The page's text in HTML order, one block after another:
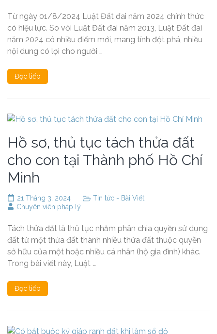
Từ ngày 01/8/2024 Luật Đất đai năm 2024 chính thức
có hiệu lực. So với Luật Đất đai năm 2013, Luật Đất đai
năm 2024 có nhiều điểm mới, mang tính đột phá, nhiều
nội dung có lợi cho người …
Đọc tiếp
Hồ sơ, thủ tục tách thửa đất
cho con tại Thành phố Hồ Chí
Minh
21 Tháng 3, 2024
Tin tức - Bài Viết
Chuyên viên pháp lý
Tách thửa đất là thủ tục nhằm phân chia quyền sử dụng
đất từ một thửa đất thành nhiều thửa đất thuộc quyền
sở hữu của một hoặc nhiều cá nhân (hộ gia đình) khác.
Trong bài viết này, Luật …
Đọc tiếp